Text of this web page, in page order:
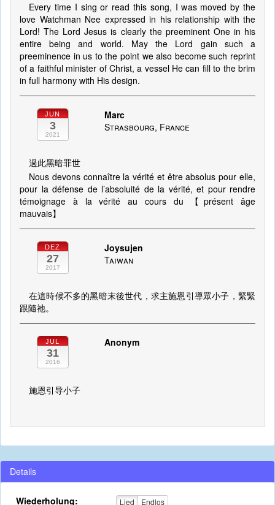
Every time I sing or read this song, I was moved by the
love Watchman Nee expressed in his relationship with the
Lord! The Lord Jesus is clearly the preeminent One in his
entire being and world. May the Lord gain such a
preeminence in us to the point we also become such reprint
of a faithful minister of Christ, a vessel He can fill to the brim
in full harmony with His design.
JUN
3
2021
Marc
Strasbourg, France
過此黑暗罪世
Nous devons connaître la vérité et être absolus pour elle,
pour la défense de l’absoluité de la vérité, et pour rendre
témoignage à la vérité au cours du 【présent âge
mauvais】
DEZ
27
2017
Joysujen
Taiwan
在這時候不多的黑暗末後世代，求主施恩引導眾小子，緊緊
跟隨祂。
JUL
31
2016
Anonym
施恩引导小子
Details
Wiederholung: Lied Endlos